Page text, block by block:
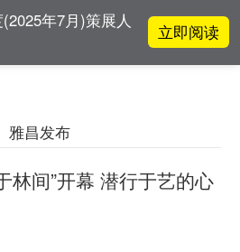
年7月)策展人
立即阅读
综合体？
衔 作为群体的早期
介具象化精神世
雅昌发布
林间”开幕 潜行于艺的心